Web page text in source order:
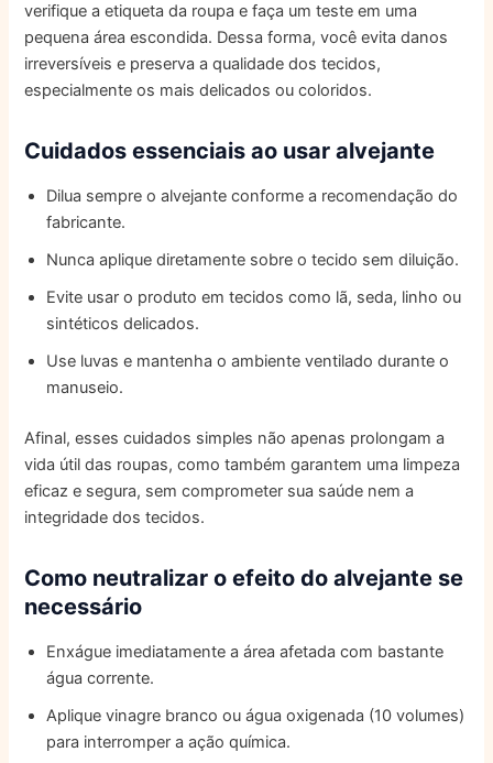
verifique a etiqueta da roupa e faça um teste em uma
pequena área escondida. Dessa forma, você evita danos
irreversíveis e preserva a qualidade dos tecidos,
especialmente os mais delicados ou coloridos.
Cuidados essenciais ao usar alvejante
Dilua sempre o alvejante conforme a recomendação do
fabricante.
Nunca aplique diretamente sobre o tecido sem diluição.
Evite usar o produto em tecidos como lã, seda, linho ou
sintéticos delicados.
Use luvas e mantenha o ambiente ventilado durante o
manuseio.
Afinal, esses cuidados simples não apenas prolongam a
vida útil das roupas, como também garantem uma limpeza
eficaz e segura, sem comprometer sua saúde nem a
integridade dos tecidos.
Como neutralizar o efeito do alvejante se
necessário
Enxágue imediatamente a área afetada com bastante
água corrente.
Aplique vinagre branco ou água oxigenada (10 volumes)
para interromper a ação química.